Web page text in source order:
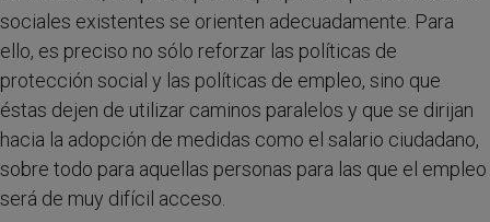
sociales existentes se orienten adecuadamente. Para
ello, es preciso no sólo reforzar las políticas de
protección social y las políticas de empleo, sino que
éstas dejen de utilizar caminos paralelos y que se dirijan
hacia la adopción de medidas como el salario ciudadano,
sobre todo para aquellas personas para las que el empleo
será de muy difícil acceso.